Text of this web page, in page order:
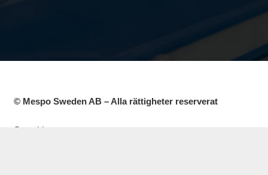
© Mespo Sweden AB – Alla rättigheter reserverat
Startsida